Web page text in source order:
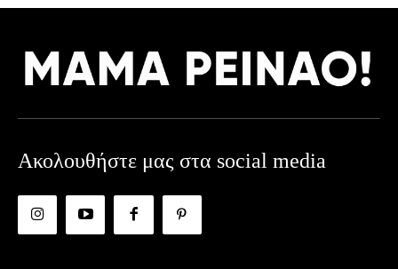
Ακολουθήστε μας στα social media